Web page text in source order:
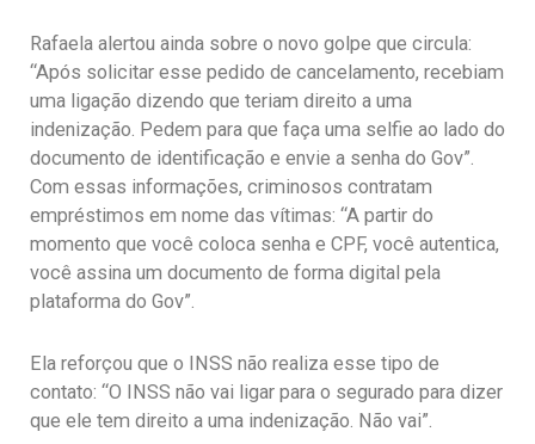
Rafaela alertou ainda sobre o novo golpe que circula:
“Após solicitar esse pedido de cancelamento, recebiam
uma ligação dizendo que teriam direito a uma
indenização. Pedem para que faça uma selfie ao lado do
documento de identificação e envie a senha do Gov”.
Com essas informações, criminosos contratam
empréstimos em nome das vítimas: “A partir do
momento que você coloca senha e CPF, você autentica,
você assina um documento de forma digital pela
plataforma do Gov”.
Ela reforçou que o INSS não realiza esse tipo de
contato: “O INSS não vai ligar para o segurado para dizer
que ele tem direito a uma indenização. Não vai”.